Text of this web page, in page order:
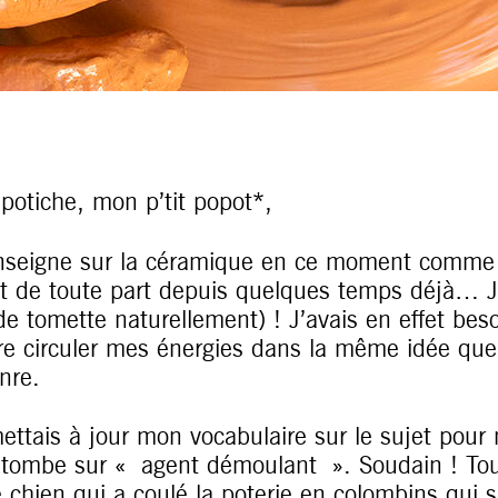
mon p’tit popot*,
sur la céramique en ce moment
de toute part depuis quelques temps déjà…
tomette naturellement) ! J’avais en effet
circuler mes énergies dans la même idée
à jour mon vocabulaire sur le sujet
sur « agent démoulant ». Soudain !